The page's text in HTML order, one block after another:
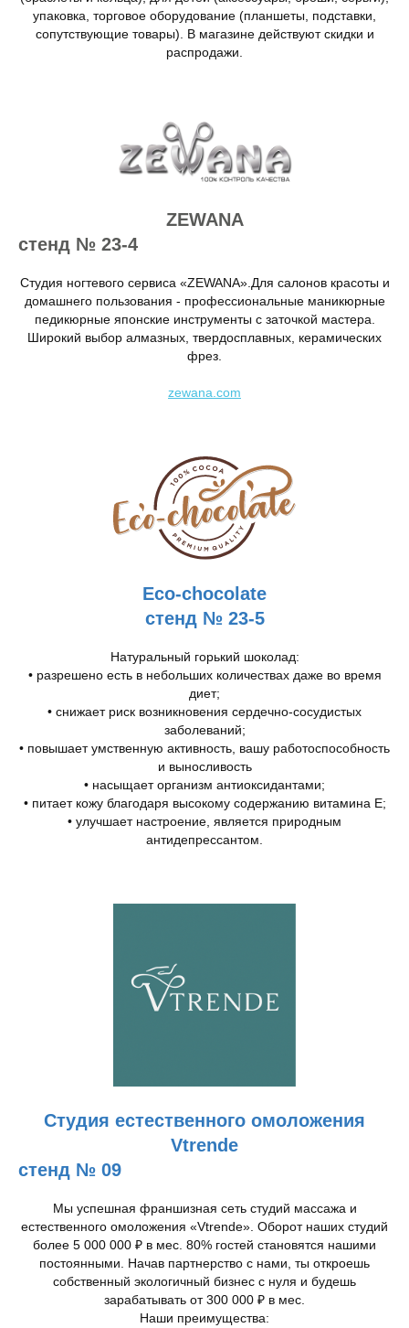
упаковка, торговое оборудование (планшеты, подставки,
сопутствующие товары). В магазине действуют скидки и
распродажи.
ZEWANA
стенд № 23-4
Студия ногтевого сервиса «ZEWANA».Для салонов красоты и
домашнего пользования - профессиональные маникюрные
педикюрные японские инструменты с заточкой мастера.
Широкий выбор алмазных, твердосплавных, керамических
фрез.
zewana.com
Eco-chocolate
стенд № 23-5
Натуральный горький шоколад:
• разрешено есть в небольших количествах даже во время
диет;
• снижает риск возникновения сердечно-сосудистых
заболеваний;
• повышает умственную активность, вашу работоспособность
и выносливость
• насыщает организм антиоксидантами;
• питает кожу благодаря высокому содержанию витамина Е;
• улучшает настроение, является природным
антидепрессантом.
Студия естественного омоложения
Vtrende
стенд № 09
Мы успешная франшизная сеть студий массажа и
естественного омоложения «Vtrende». Оборот наших студий
более 5 000 000 ₽ в мес. 80% гостей становятся нашими
постоянными. Начав партнерство с нами, ты откроешь
собственный экологичный бизнес с нуля и будешь
зарабатывать от 300 000 ₽ в мес.
Наши преимущества: